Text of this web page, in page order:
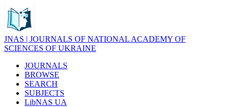
JNAS | JOURNALS OF NATIONAL ACADEMY OF
SCIENCES OF UKRAINE
JOURNALS
BROWSE
SEARCH
SUBJECTS
LibNAS UA